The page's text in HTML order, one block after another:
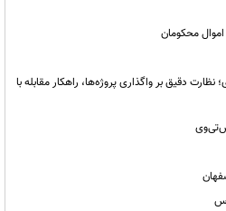
اموال محکومان
دقیق بر واگذاری پروژه‌ها، راهکار مقابله با